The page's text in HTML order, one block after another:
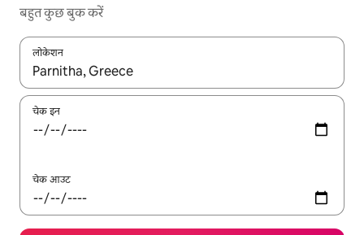
बहुत कुछ बुक करें
लोकेशन
नतीजों के उपलब्ध होने पर, अप और डाउन 'ऐरो की' का इस्तेमाल करके नेविगेट
चेक इन
चेक आउट